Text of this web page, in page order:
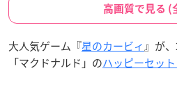
高画質で見る (
大人気ゲーム『星のカービィ』が
「マクドナルド」のハッピーセッ